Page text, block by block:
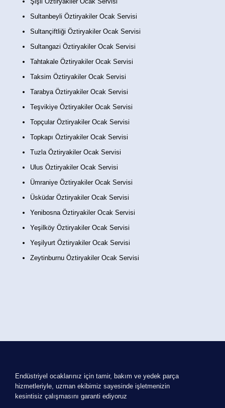
Sultanbeyli Öztiryakiler Ocak Servisi
Sultançiftliği Öztiryakiler Ocak Servisi
Sultangazi Öztiryakiler Ocak Servisi
Tahtakale Öztiryakiler Ocak Servisi
Taksim Öztiryakiler Ocak Servisi
Tarabya Öztiryakiler Ocak Servisi
Teşvikiye Öztiryakiler Ocak Servisi
Topçular Öztiryakiler Ocak Servisi
Topkapı Öztiryakiler Ocak Servisi
Tuzla Öztiryakiler Ocak Servisi
Ulus Öztiryakiler Ocak Servisi
Ümraniye Öztiryakiler Ocak Servisi
Üsküdar Öztiryakiler Ocak Servisi
Yenibosna Öztiryakiler Ocak Servisi
Yeşilköy Öztiryakiler Ocak Servisi
Yeşilyurt Öztiryakiler Ocak Servisi
Zeytinburnu Öztiryakiler Ocak Servisi
Endüstriyel ocaklarınız için tamir, bakım ve yedek parça
hizmetleriyle, uzman ekibimiz sayesinde işletmenizin
kesintisiz çalışmasını garanti ediyoruz